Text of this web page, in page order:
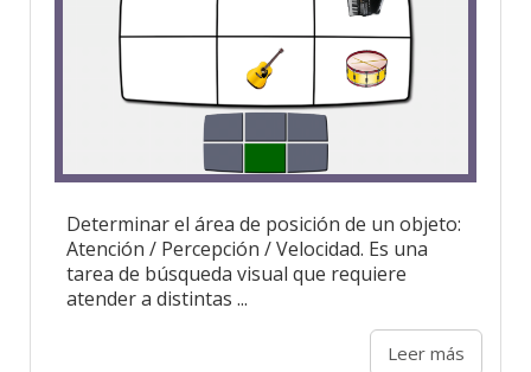
Determinar el área de posición de un objeto:
Atención / Percepción / Velocidad. Es una
tarea de búsqueda visual que requiere
atender a distintas ...
Leer más